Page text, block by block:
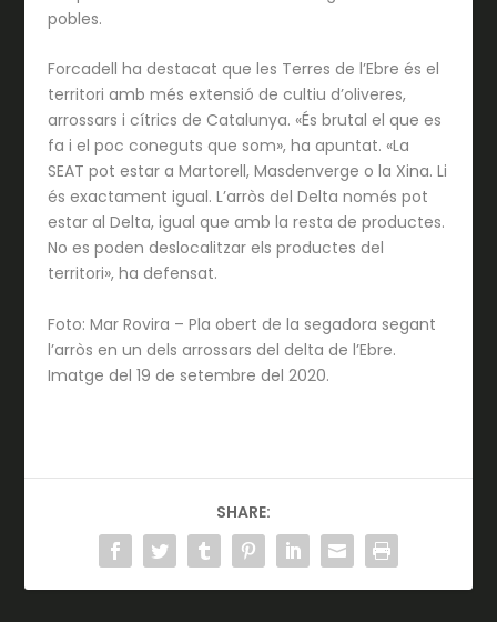
pobles.
Forcadell ha destacat que les Terres de l’Ebre és el
territori amb més extensió de cultiu d’oliveres,
arrossars i cítrics de Catalunya. «És brutal el que es
fa i el poc coneguts que som», ha apuntat. «La
SEAT pot estar a Martorell, Masdenverge o la Xina. Li
és exactament igual. L’arròs del Delta només pot
estar al Delta, igual que amb la resta de productes.
No es poden deslocalitzar els productes del
territori», ha defensat.
Foto: Mar Rovira – Pla obert de la segadora segant
l’arròs en un dels arrossars del delta de l’Ebre.
Imatge del 19 de setembre del 2020.
SHARE: